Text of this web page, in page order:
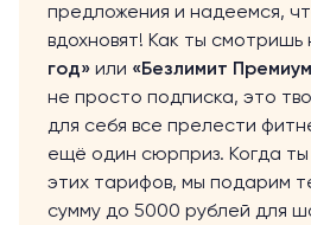
предложения и надеемся,
вдохновят! Как ты смотришь
год» или «Безлимит
не просто подписка, это
для себя все прелести
ещё один сюрприз. Когда
этих тарифов, мы подарим
сумму до 5000 рублей для